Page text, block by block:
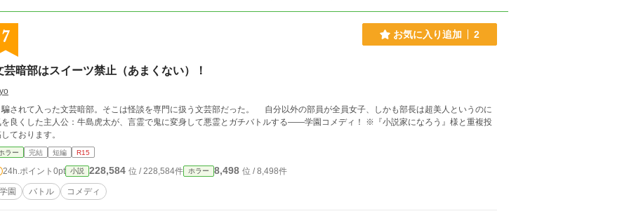
7 お気に入り追加 2
芸暗部はスイーツ禁止（あまくない）！
されて入った文芸暗部。そこは怪談を専門に扱う文芸部だった。 自分以外の部員が全員女子、しかも部長は超美人というのに
良くした主人公：牛島虎太が、言霊で鬼に変身して悪霊とガチバトルする――学園コメディ！ ※『小説家になろう』様と重複投
ております。
ラー 完結 短編 R15
24h.ポイント 0pt 小説 228,584 位 / 228,584件 ホラー 8,498 位 / 8,498件
学園 バトル コメディ